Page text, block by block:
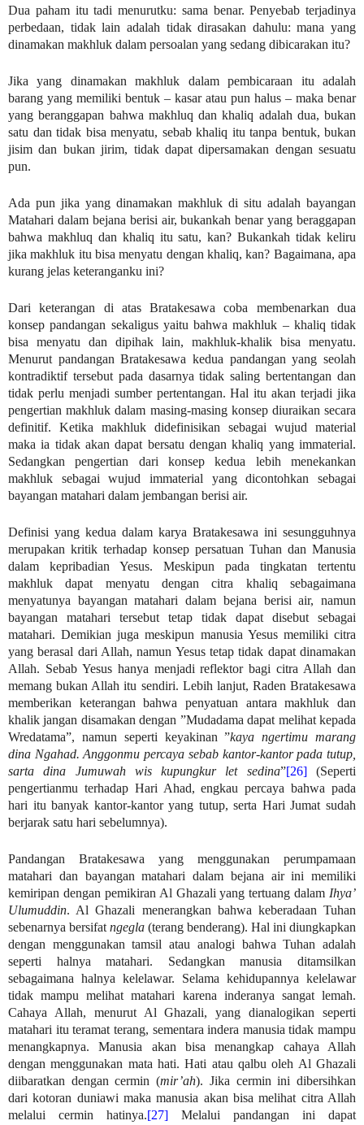
Dua paham itu tadi menurutku: sama benar. Penyebab terjadinya
perbedaan, tidak lain adalah tidak dirasakan dahulu: mana yang
dinamakan makhluk dalam persoalan yang sedang dibicarakan itu?
Jika yang dinamakan makhluk dalam pembicaraan itu adalah
barang yang memiliki bentuk – kasar atau pun halus – maka benar
yang beranggapan bahwa makhluq dan khaliq adalah dua, bukan
satu dan tidak bisa menyatu, sebab khaliq itu tanpa bentuk, bukan
jisim dan bukan jirim, tidak dapat dipersamakan dengan sesuatu
pun.
Ada pun jika yang dinamakan makhluk di situ adalah bayangan
Matahari dalam bejana berisi air, bukankah benar yang beraggapan
bahwa makhluq dan khaliq itu satu, kan? Bukankah tidak keliru
jika makhluk itu bisa menyatu dengan khaliq, kan? Bagaimana, apa
kurang jelas keteranganku ini?
Dari keterangan di atas Bratakesawa coba membenarkan dua
konsep pandangan sekaligus yaitu bahwa makhluk – khaliq tidak
bisa menyatu dan dipihak lain, makhluk-khalik bisa menyatu.
Menurut pandangan Bratakesawa kedua pandangan yang seolah
kontradiktif tersebut pada dasarnya tidak saling bertentangan dan
tidak perlu menjadi sumber pertentangan. Hal itu akan terjadi jika
pengertian makhluk dalam masing-masing konsep diuraikan secara
definitif. Ketika makhluk didefinisikan sebagai wujud material
maka ia tidak akan dapat bersatu dengan khaliq yang immaterial.
Sedangkan pengertian dari konsep kedua lebih menekankan
makhluk sebagai wujud immaterial yang dicontohkan sebagai
bayangan matahari dalam jembangan berisi air.
Definisi yang kedua dalam karya Bratakesawa ini sesungguhnya
merupakan kritik terhadap konsep persatuan Tuhan dan Manusia
dalam kepribadian Yesus. Meskipun pada tingkatan tertentu
makhluk dapat menyatu dengan citra khaliq sebagaimana
menyatunya bayangan matahari dalam bejana berisi air, namun
bayangan matahari tersebut tetap tidak dapat disebut sebagai
matahari. Demikian juga meskipun manusia Yesus memiliki citra
yang berasal dari Allah, namun Yesus tetap tidak dapat dinamakan
Allah. Sebab Yesus hanya menjadi reflektor bagi citra Allah dan
memang bukan Allah itu sendiri. Lebih lanjut, Raden Bratakesawa
memberikan keterangan bahwa penyatuan antara makhluk dan
khalik jangan disamakan dengan ”Mudadama dapat melihat kepada
Wredatama”, namun seperti keyakinan ”kaya ngertimu marang
dina Ngahad. Anggonmu percaya sebab kantor-kantor pada tutup,
sarta dina Jumuwah wis kupungkur let sedina”[26](Seperti
pengertianmu terhadap Hari Ahad, engkau percaya bahwa pada
hari itu banyak kantor-kantor yang tutup, serta Hari Jumat sudah
berjarak satu hari sebelumnya).
Pandangan Bratakesawa yang menggunakan perumpamaan
matahari dan bayangan matahari dalam bejana air ini memiliki
kemiripan dengan pemikiran Al Ghazali yang tertuang dalam Ihya’
Ulumuddin. Al Ghazali menerangkan bahwa keberadaan Tuhan
sebenarnya bersifat ngegla (terang benderang). Hal ini diungkapkan
dengan menggunakan tamsil atau analogi bahwa Tuhan adalah
seperti halnya matahari. Sedangkan manusia ditamsilkan
sebagaimana halnya kelelawar. Selama kehidupannya kelelawar
tidak mampu melihat matahari karena inderanya sangat lemah.
Cahaya Allah, menurut Al Ghazali, yang dianalogikan seperti
matahari itu teramat terang, sementara indera manusia tidak mampu
menangkapnya. Manusia akan bisa menangkap cahaya Allah
dengan menggunakan mata hati. Hati atau qalbu oleh Al Ghazali
diibaratkan dengan cermin (mir’ah). Jika cermin ini dibersihkan
dari kotoran duniawi maka manusia akan bisa melihat citra Allah
melalui cermin hatinya.[27] Melalui pandangan ini dapat